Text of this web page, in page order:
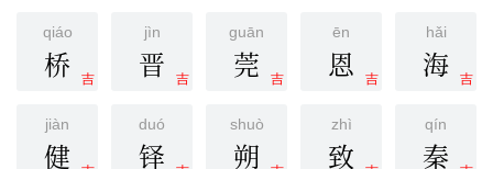
qiáo
吉
桥
jìn
吉
晋
guān
吉
莞
ēn
吉
恩
hǎi
吉
海
jiàn
健
duó
铎
shuò
朔
zhì
致
qín
秦